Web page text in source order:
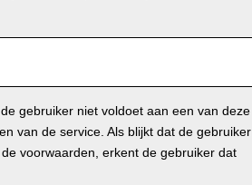
gebruiker niet voldoet aan een van deze
van de service. Als blijkt dat de gebruiker
voorwaarden, erkent de gebruiker dat